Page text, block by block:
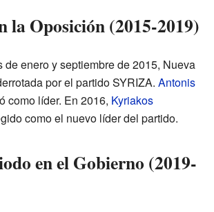
la Oposición (2015-2019)
de enero y septiembre de 2015, Nueva
por el partido SYRIZA. Antonis
como líder. En 2016, Kyriakos
como el nuevo líder del partido.
en el Gobierno (2019-